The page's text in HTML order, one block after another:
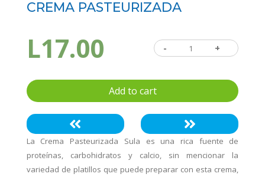
CREMA PASTEURIZADA
L17.00 -
Crema
+
Add to cart
La Crema Pasteurizada Sula es una rica fuente de
proteínas, carbohidratos y calcio, sin mencionar la
variedad de platillos que puede preparar con esta crema,